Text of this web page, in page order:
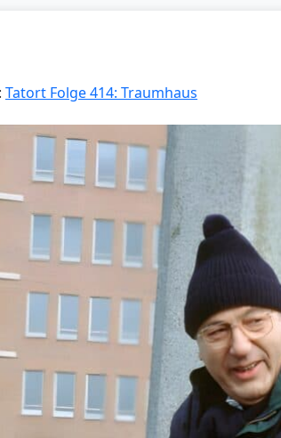
Tatort Folge 414: Traumhaus